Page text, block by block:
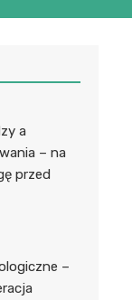
a
– na
przed
–